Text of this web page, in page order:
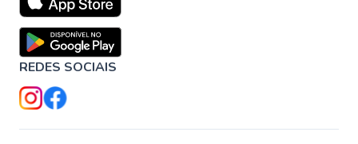
REDES SOCIAIS